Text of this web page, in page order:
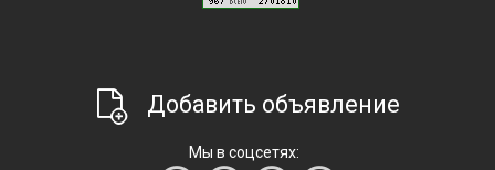
Добавить объявление
Мы в соцсетях: